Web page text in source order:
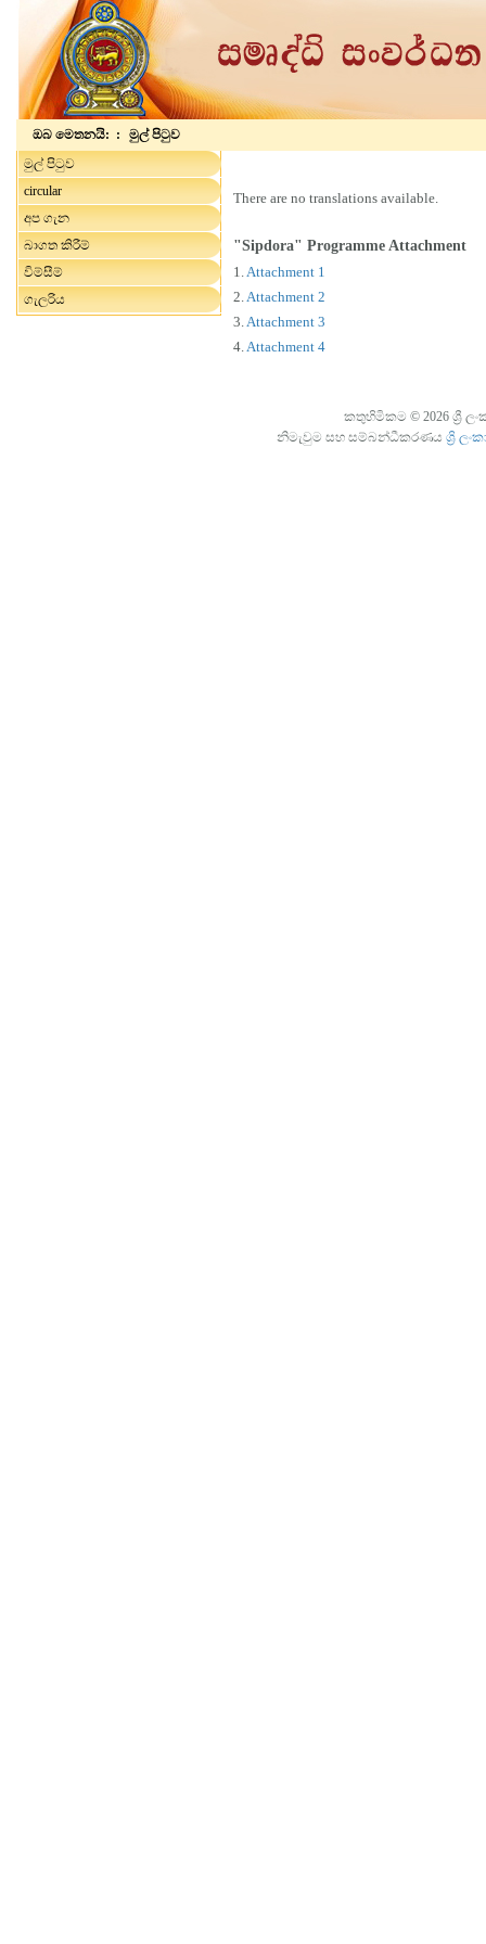
ඔබ මෙතනයි: : මුල් පිටුව
There are no translations available.
"Sipdora" Programme Attachment
1.Attachment 1
2.Attachment 2
3.Attachment 3
4.Attachment 4
මුල් පිටුව
circular
අප ගැන
බාගත කිරීම්
විම්සීම්
ගැලරිය
කතුහිමිකම © 2026 ශ්‍රී
නිමැවුම සහ සම්බන්ධීකරණය ශ්‍රි